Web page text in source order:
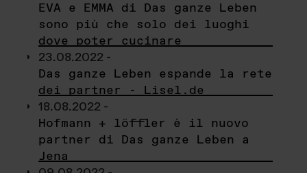
EVA e EMMA di Das ganze Leben
sono più che solo dei luoghi
dove poter cucinare
23.08.2022 -
Das ganze Leben espande la rete
dei partner - Lisel.de
18.08.2022 -
Hofmann + löffler è il nuovo
partner di Das ganze Leben a
Jena